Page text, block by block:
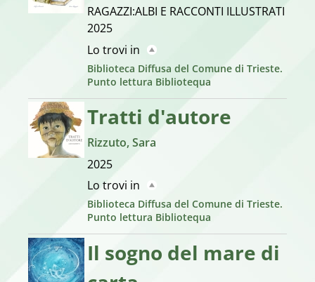
RAGAZZI:ALBI E RACCONTI ILLUSTRATI
2025
Lo trovi in
Biblioteca Diffusa del Comune di Trieste.
Punto lettura Bibliotequa
Tratti d'autore
Rizzuto, Sara
2025
Lo trovi in
Biblioteca Diffusa del Comune di Trieste.
Punto lettura Bibliotequa
Il sogno del mare di